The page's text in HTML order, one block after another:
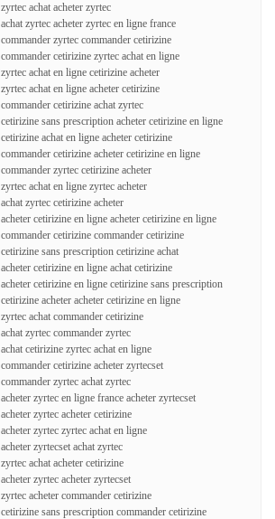
zyrtec achat acheter zyrtec
achat zyrtec acheter zyrtec en ligne france
commander zyrtec commander cetirizine
commander cetirizine zyrtec achat en ligne
zyrtec achat en ligne cetirizine acheter
zyrtec achat en ligne acheter cetirizine
commander cetirizine achat zyrtec
cetirizine sans prescription acheter cetirizine en ligne
cetirizine achat en ligne acheter cetirizine
commander cetirizine acheter cetirizine en ligne
commander zyrtec cetirizine acheter
zyrtec achat en ligne zyrtec acheter
achat zyrtec cetirizine acheter
acheter cetirizine en ligne acheter cetirizine en ligne
commander cetirizine commander cetirizine
cetirizine sans prescription cetirizine achat
acheter cetirizine en ligne achat cetirizine
acheter cetirizine en ligne cetirizine sans prescription
cetirizine acheter acheter cetirizine en ligne
zyrtec achat commander cetirizine
achat zyrtec commander zyrtec
achat cetirizine zyrtec achat en ligne
commander cetirizine acheter zyrtecset
commander zyrtec achat zyrtec
acheter zyrtec en ligne france acheter zyrtecset
acheter zyrtec acheter cetirizine
acheter zyrtec zyrtec achat en ligne
acheter zyrtecset achat zyrtec
zyrtec achat acheter cetirizine
acheter zyrtec acheter zyrtecset
zyrtec acheter commander cetirizine
cetirizine sans prescription commander cetirizine